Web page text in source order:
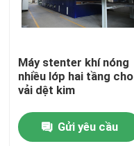
Nhà
Máy stenter khí nóng
nhiều lớp hai tầng cho
vải dệt kim
Gửi yêu cầu